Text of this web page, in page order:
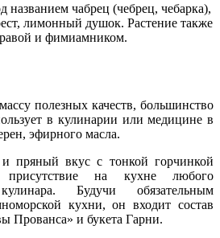
названием чабрец (чебрец, чебарка),
лимонный душок. Растение также
и фимиамником.
полезных качеств, большинство
в кулинарии или медицине в
эфирного масла.
пряный вкус с тонкой горчинкой
присутствие на кухне любого
Будучи обязательным
кухни, он входит состав
Прованса» и букета Гарни.